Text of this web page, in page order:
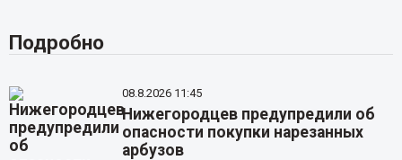
Подробно
08.8.2026 11:45
Нижегородцев предупредили об
опасности покупки нарезанных
арбузов